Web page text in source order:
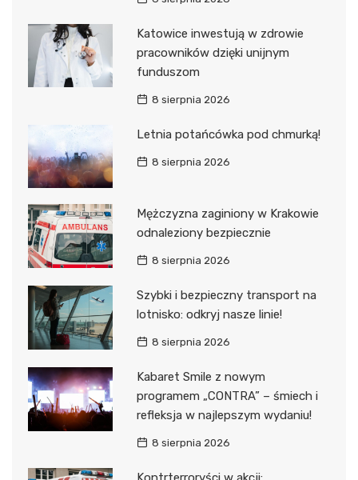
Katowice inwestują w zdrowie
pracowników dzięki unijnym
funduszom
8 sierpnia 2026
Letnia potańcówka pod chmurką!
8 sierpnia 2026
Mężczyzna zaginiony w Krakowie
odnaleziony bezpiecznie
8 sierpnia 2026
Szybki i bezpieczny transport na
lotnisko: odkryj nasze linie!
8 sierpnia 2026
Kabaret Smile z nowym
programem „CONTRA” – śmiech i
refleksja w najlepszym wydaniu!
8 sierpnia 2026